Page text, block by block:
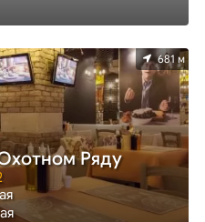
681 м
Ряду